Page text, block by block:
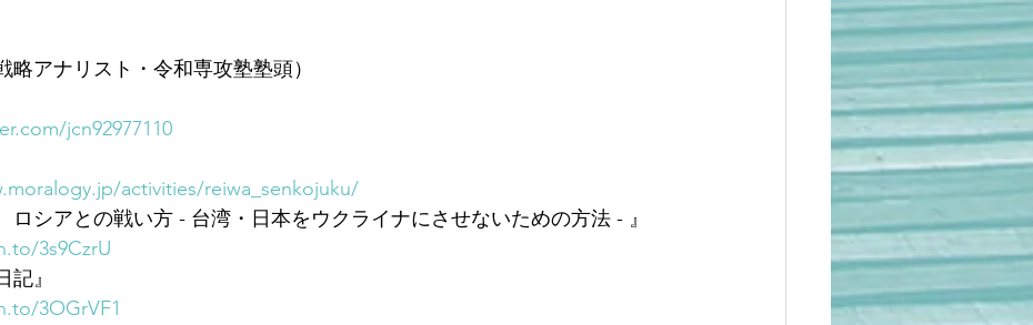
略アナリスト・令和専攻塾塾頭）
jcn92977110
activities/reiwa_senkojuku/
シアとの戦い方 - 台湾・日本をウクライナにさせないための方法 - 』
3s9CzrU
』
3OGrVF1